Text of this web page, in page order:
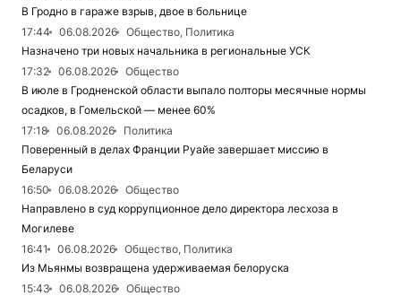
В Гродно в гараже взрыв, двое в больнице
17:44
06.08.2026
Общество, Политика
Назначено три новых начальника в региональные УСК
17:32
06.08.2026
Общество
В июле в Гродненской области выпало полторы месячные нормы
осадков, в Гомельской — менее 60%
17:18
06.08.2026
Политика
Поверенный в делах Франции Руайе завершает миссию в
Беларуси
16:50
06.08.2026
Общество
Направлено в суд коррупционное дело директора лесхоза в
Могилеве
16:41
06.08.2026
Общество, Политика
Из Мьянмы возвращена удерживаемая белоруска
15:43
06.08.2026
Общество